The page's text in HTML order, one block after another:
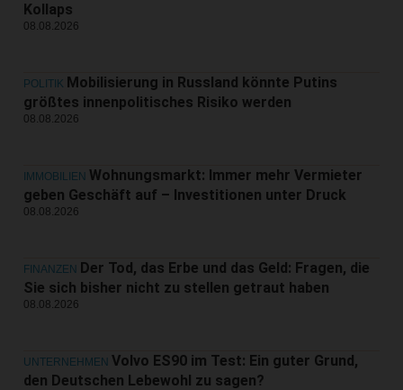
Kollaps
08.08.2026
POLITIK Mobilisierung in Russland könnte Putins
größtes innenpolitisches Risiko werden
08.08.2026
IMMOBILIEN Wohnungsmarkt: Immer mehr Vermieter
geben Geschäft auf – Investitionen unter Druck
08.08.2026
FINANZEN Der Tod, das Erbe und das Geld: Fragen, die
Sie sich bisher nicht zu stellen getraut haben
08.08.2026
UNTERNEHMEN Volvo ES90 im Test: Ein guter Grund,
den Deutschen Lebewohl zu sagen?